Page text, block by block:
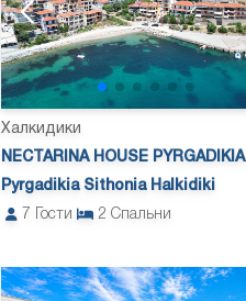
Халкидики
NECTARINA HOUSE PYRGADIKIA
Pyrgadikia Sithonia Halkidiki
7
Гости 2 Спальни